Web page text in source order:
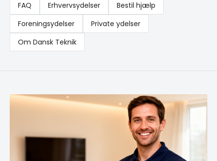
FAQ Erhvervsydelser
Bestil hjælp
Foreningsydelser
Private ydelser
Om Dansk Teknik